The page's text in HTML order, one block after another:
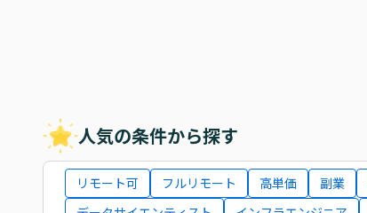
人気の条件から探す
リモート可 フルリモート 高単価 副業